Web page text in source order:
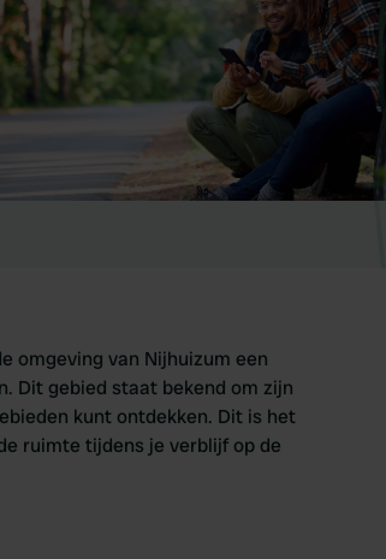
omgeving van Nijhuizum een
Dit gebied staat bekend om zijn
kunt ontdekken. Dit is het
ruimte tijdens je verblijf op de